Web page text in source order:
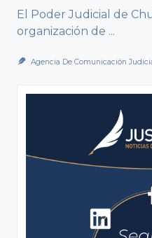
El Poder Judicial de
organización de ...
Agencia De Comunicación